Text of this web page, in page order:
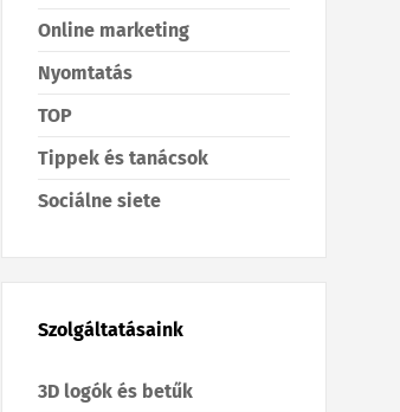
Online marketing
Nyomtatás
TOP
Tippek és tanácsok
Sociálne siete
Szolgáltatásaink
3D logók és betűk